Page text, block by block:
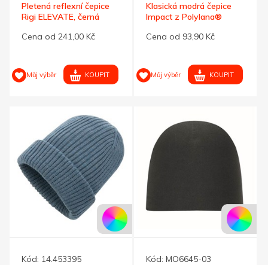
Pletená reflexní čepice
Rigi ELEVATE, černá
Cena od 241,00 Kč
Můj výběr KOUPIT
Klasická modrá čepice
Impact z Polylana®
Cena od 93,90 Kč
Můj výběr KOUPIT
Kód: 14.453395
Kód: MO6645-03